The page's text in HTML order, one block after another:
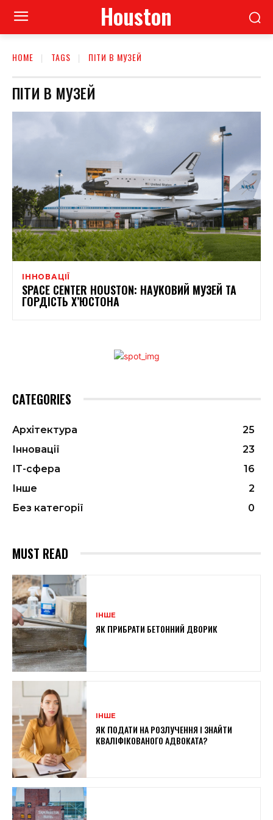
Houston
HOME TAGS ПІТИ В МУЗЕЙ
ПІТИ В МУЗЕЙ
ІННОВАЦІЇ
SPACE CENTER HOUSTON: НАУКОВИЙ МУЗЕЙ ТА
ГОРДІСТЬ Х’ЮСТОНА
CATEGORIES
Архітектура
25
Інновації
23
ІТ-сфера
16
Інше
2
Без категорії
0
MUST READ
ІНШЕ
ЯК ПРИБРАТИ БЕТОННИЙ ДВОРИК
ІНШЕ
ЯК ПОДАТИ НА РОЗЛУЧЕННЯ І ЗНАЙТИ
КВАЛІФІКОВАНОГО АДВОКАТА?